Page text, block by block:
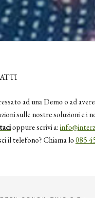
ad una Demo o ad
sulle nostre soluzioni e i
oppure scrivi a:
il telefono? Chiama lo085